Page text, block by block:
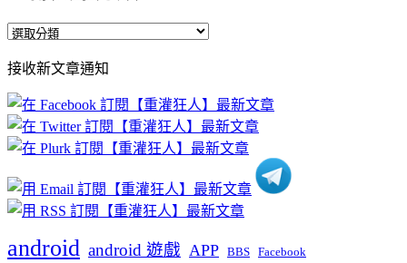
全
文
章
分
類
接收新文章通知
android android 遊戲 APP BBS Facebook